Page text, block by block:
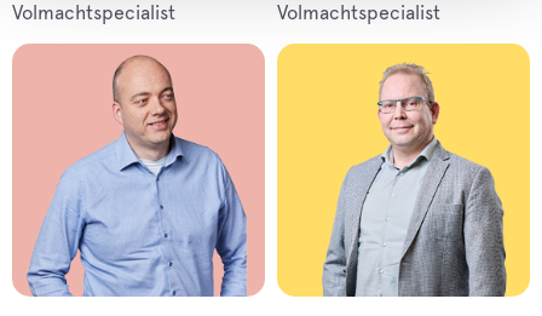
Volmachtspecialist
Volmachtspecialist